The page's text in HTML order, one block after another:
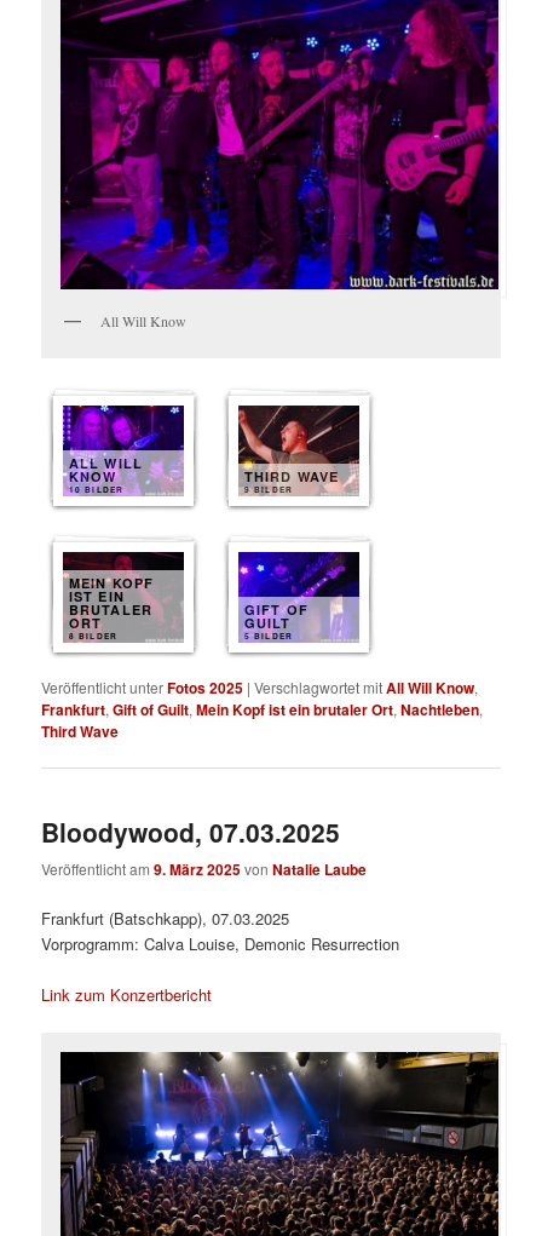
All Will Know
ALL WILL
KNOW
10 BILDER
THIRD WAVE
9 BILDER
MEIN KOPF
IST EIN
BRUTALER
ORT
8 BILDER
GIFT OF
GUILT
5 BILDER
Veröffentlicht unterFotos 2025 |Verschlagwortet mitAll Will Know,
Frankfurt,Gift of Guilt,Mein Kopf ist ein brutaler Ort,Nachtleben,
Third Wave
Bloodywood, 07.03.2025
Veröffentlicht am9. März 2025vonNatalie Laube
Frankfurt (Batschkapp), 07.03.2025
Vorprogramm: Calva Louise, Demonic Resurrection
Link zum Konzertbericht